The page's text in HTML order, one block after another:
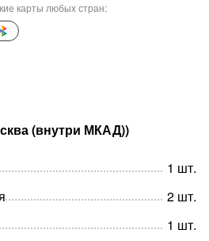
карты любых стран:
(внутри МКАД))
1 шт.
2 шт.
1 шт.